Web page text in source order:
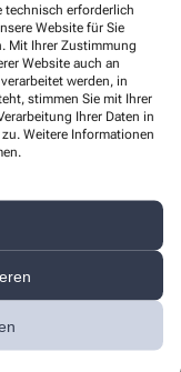
technisch erforderlich
Website für Sie
Mit Ihrer Zustimmung
Website auch an
werden, in
stimmen Sie mit Ihrer
Ihrer Daten in
Weitere Informationen
Sie Ihre Bestellung